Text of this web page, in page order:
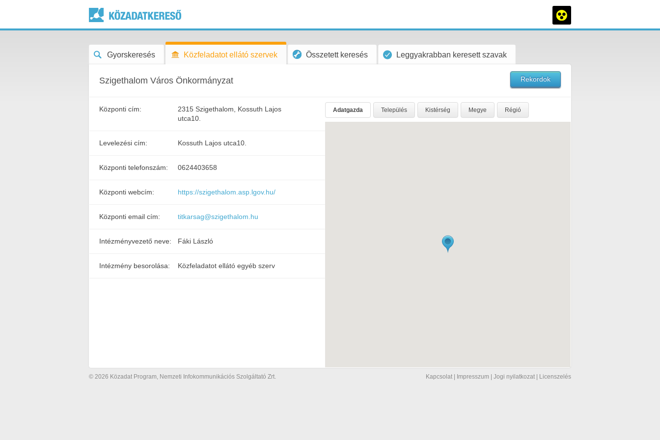
Gyorskeresés Közfeladatot ellátó szervek Összetett keresés Leggyakrabban keresett szavak
Szigethalom Város Önkormányzat Rekordok
Központi cím:
2315 Szigethalom, Kossuth Lajos
utca10.
Levelezési cím: Kossuth Lajos utca10.
Központi telefonszám: 0624403658
Központi webcím: https://szigethalom.asp.lgov.hu/
Központi email cím: titkarsag@szigethalom.hu
Intézményvezető neve: Fáki László
Intézmény besorolása: Közfeladatot ellátó egyéb szerv
Adatgazda Település Kistérség Megye Régió
© 2026 Közadat Program, Nemzeti Infokommunikációs Szolgáltató Zrt. Kapcsolat Impresszum Jogi nyilatkozat Licenszelés